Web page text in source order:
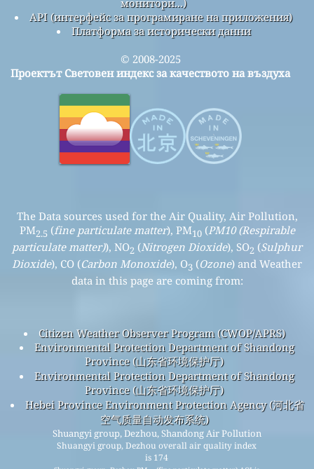
монитори...)
API (интерфейс за програмиране на приложения)
Платформа за исторически данни
© 2008-2025
Проектът Световен индекс за качеството на въздуха
The Data sources used for the Air Quality, Air Pollution,
PM2.5 (fine particulate matter), PM10(PM10 (Respirable
particulate matter)), NO2 (Nitrogen Dioxide), SO2 (Sulphur
Dioxide), CO (Carbon Monoxide), O3 (Ozone) and Weather
data in this page are coming from:
Citizen Weather Observer Program (CWOP/APRS)
Environmental Protection Department of Shandong
Province (山东省环境保护厅)
Environmental Protection Department of Shandong
Province (山东省环境保护厅)
Hebei Province Environment Protection Agency (河北省
空气质量自动发布系统)
Shuangyi group, Dezhou, Shandong Air Pollution
Shuangyi group, Dezhou overall air quality index
is 174